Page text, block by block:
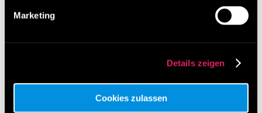
Marketing
Details zeigen
Cookies zulassen